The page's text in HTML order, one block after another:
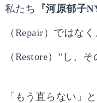
私たち 『河原郁子
（Repair）ではな
（Restore）”し、
「もう直らない」